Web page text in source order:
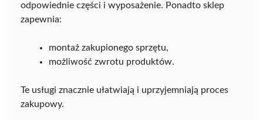
odpowiednie części i wyposażenie. Ponadto sklep
zapewnia:
montaż zakupionego sprzętu,
możliwość zwrotu produktów.
Te usługi znacznie ułatwiają i uprzyjemniają proces
zakupowy.